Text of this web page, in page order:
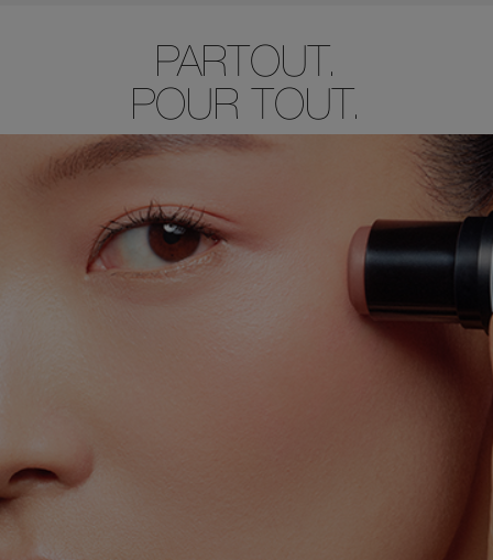
PARTOUT.
POUR TOUT.